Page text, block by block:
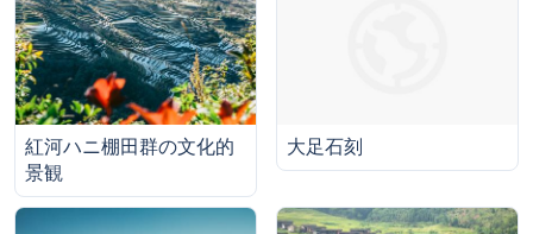
紅河ハニ棚田群の文化的
景観
大足石刻